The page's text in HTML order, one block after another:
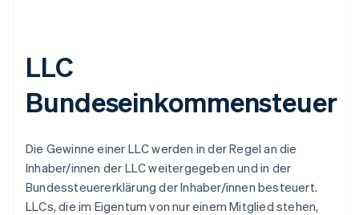
LLC
Bundeseinkommensteuer
Die Gewinne einer LLC werden in der Regel an die
Inhaber/innen der LLC weitergegeben und in der
Bundessteuererklärung der Inhaber/innen besteuert.
LLCs, die im Eigentum von nur einem Mitglied stehen,